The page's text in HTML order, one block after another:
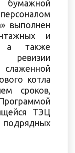
бумажной
выполнен
и
а также
котла
сроков,
ТЭЦ